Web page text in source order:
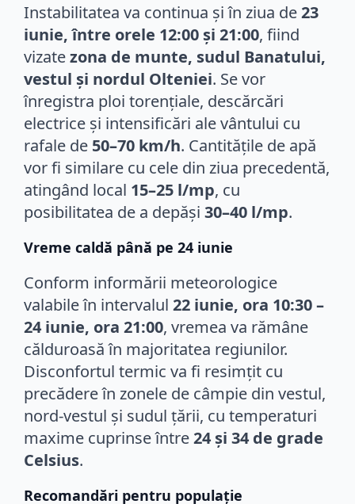
Instabilitatea va continua și în ziua de23
iunie, între orele 12:00 și 21:00, fiind
vizatezona de munte, sudul Banatului,
vestul și nordul Olteniei. Se vor
înregistra ploi torențiale, descărcări
electrice și intensificări ale vântului cu
rafale de 50–70 km/h. Cantitățile de apă
vor fi similare cu cele din ziua precedentă,
atingând local 15–25 l/mp, cu
posibilitatea de a depăși 30–40 l/mp.
Vreme caldă până pe 24 iunie
Conform informării meteorologice
valabile în intervalul 22 iunie, ora 10:30 –
24 iunie, ora 21:00, vremea va rămâne
călduroasă în majoritatea regiunilor.
Disconfortul termic va fi resimțit cu
precădere în zonele de câmpie din vestul,
nord-vestul și sudul țării, cu temperaturi
maxime cuprinse între24 și 34 de grade
Celsius.
Recomandări pentru populație